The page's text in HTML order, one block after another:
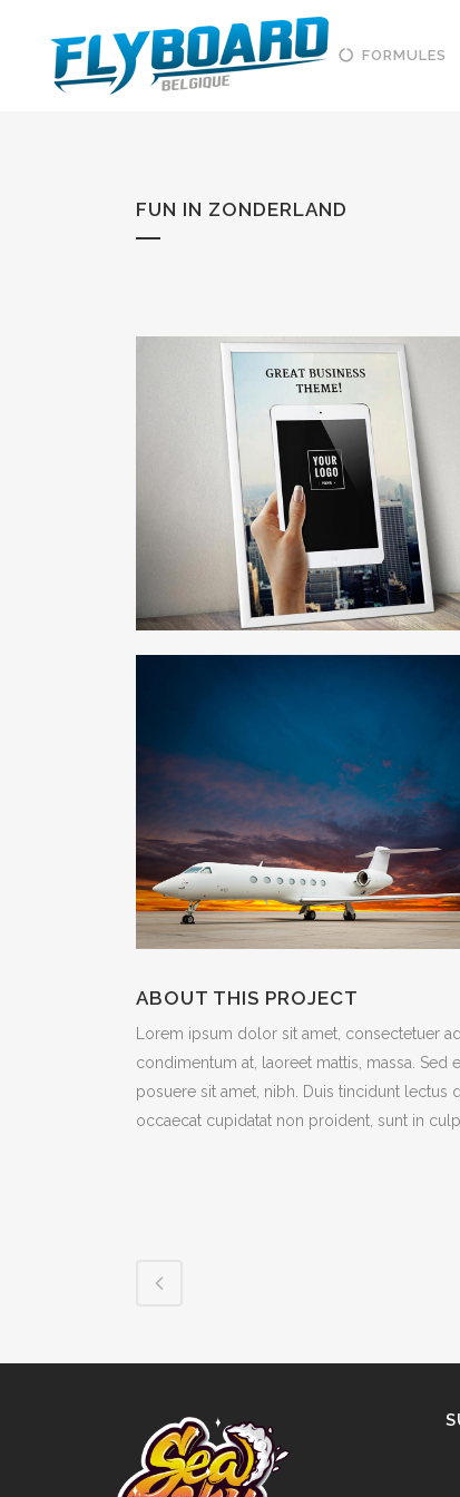
FORMULES
FUN IN ZONDERLAND
ABOUT THIS PROJECT
Lorem ipsum dolor sit amet, consectetuer
condimentum at, laoreet mattis, massa. Sed
posuere sit amet, nibh. Duis tincidunt lectus
occaecat cupidatat non proident, sunt in